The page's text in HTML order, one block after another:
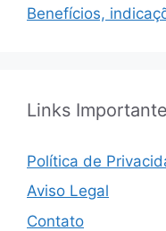
Benefícios,
Links
Política de
Aviso Legal
Contato